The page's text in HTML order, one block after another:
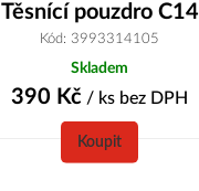
Těsnící pouzdro C14
Kód: 3993314105
Skladem
390 Kč / ks bez DPH
Koupit